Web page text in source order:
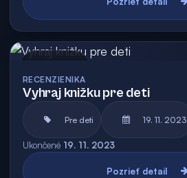
RECENZIENIKA
Vyhraj knižku pre deti
Pre deti 19. 11. 2023
Ukončené 19. 11. 2023
Pozrieť detail